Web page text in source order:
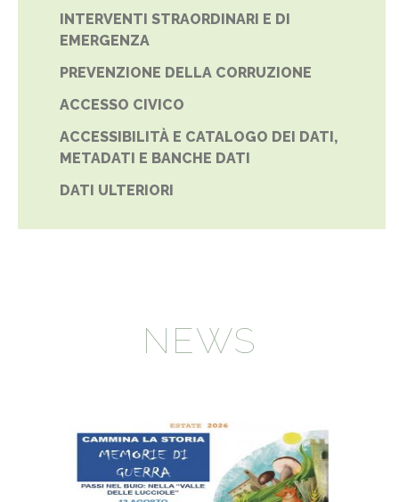
INTERVENTI STRAORDINARI E DI
EMERGENZA
PREVENZIONE DELLA CORRUZIONE
ACCESSO CIVICO
ACCESSIBILITÀ E CATALOGO DEI DATI,
METADATI E BANCHE DATI
DATI ULTERIORI
NEWS